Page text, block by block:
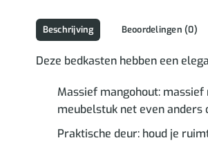
Beschrijving Beoordelingen (0)
Deze bedkasten hebben een
Massief mangohout:
meubelstuk net even anders
Praktische deur: houd je